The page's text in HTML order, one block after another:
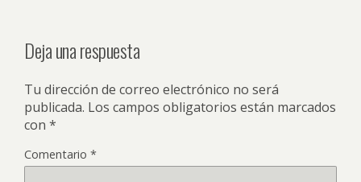
Deja una respuesta
Tu dirección de correo electrónico no será
publicada. Los campos obligatorios están marcados
con *
Comentario *